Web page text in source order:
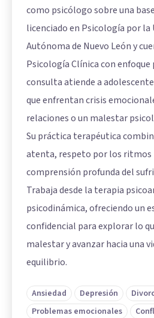
como psicólogo sobre una
licenciado en Psicología por la
Autónoma de Nuevo León y
Psicología Clínica con
consulta atiende a
que enfrentan crisis
relaciones o un malestar
Su práctica terapéutica
atenta, respeto por los ritmos
comprensión profunda del
Trabaja desde la terapia
psicodinámica, ofreciendo un
confidencial para explorar lo
malestar y avanzar hacia una
equilibrio.
Ansiedad Depresión
Problemas emocionales